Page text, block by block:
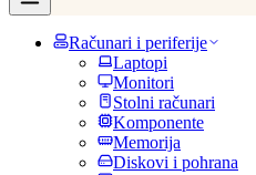
Računari i periferije
Laptopi
Monitori
Stolni računari
Komponente
Memorija
Diskovi i pohrana